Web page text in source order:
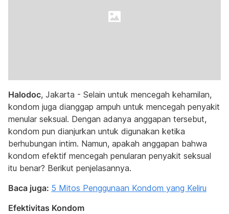
Halodoc, Jakarta - Selain untuk mencegah kehamilan,
kondom juga dianggap ampuh untuk mencegah penyakit
menular seksual. Dengan adanya anggapan tersebut,
kondom pun dianjurkan untuk digunakan ketika
berhubungan intim. Namun, apakah anggapan bahwa
kondom efektif mencegah penularan penyakit seksual
itu benar? Berikut penjelasannya.
Baca juga: 5 Mitos Penggunaan Kondom yang Keliru
Efektivitas Kondom